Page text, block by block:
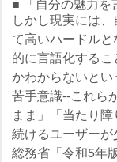
しかし現実には
て高いハードル
的に言語化する
かわからないと
苦手意識--これら
まま」「当たり
続けるユーザーが
総務省「令和5年